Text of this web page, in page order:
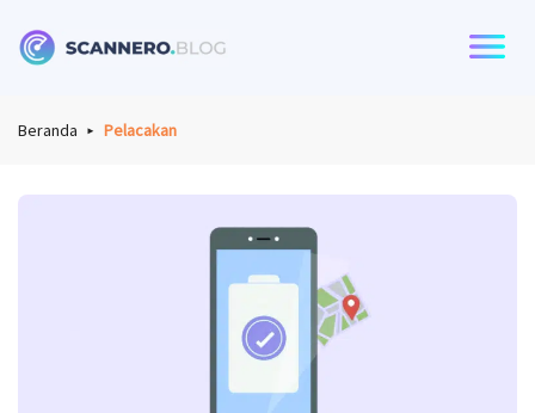
Beranda Pelacakan